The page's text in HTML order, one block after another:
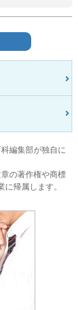
編集部が独自に
の著作権や商標
帰属します。